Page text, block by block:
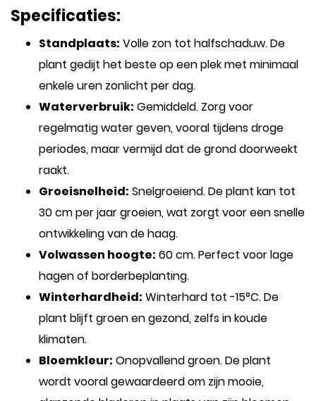
Specificaties:
Standplaats: Volle zon tot halfschaduw. De
plant gedijt het beste op een plek met minimaal
enkele uren zonlicht per dag.
Waterverbruik: Gemiddeld. Zorg voor
regelmatig water geven, vooral tijdens droge
periodes, maar vermijd dat de grond doorweekt
raakt.
Groeisnelheid: Snelgroeiend. De plant kan tot
30 cm per jaar groeien, wat zorgt voor een snelle
ontwikkeling van de haag.
Volwassen hoogte: 60 cm. Perfect voor lage
hagen of borderbeplanting.
Winterhardheid: Winterhard tot -15°C. De
plant blijft groen en gezond, zelfs in koude
klimaten.
Bloemkleur: Onopvallend groen. De plant
wordt vooral gewaardeerd om zijn mooie,